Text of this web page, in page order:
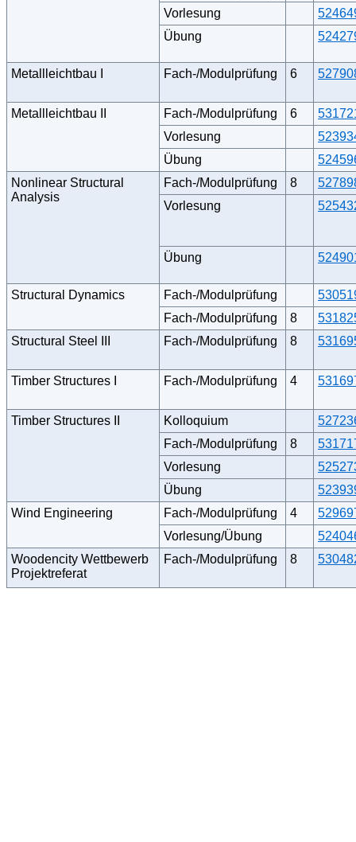
Vorlesung
Übung
Metallleichtbau I Fach-/Modulprüfung 6
Metallleichtbau II Fach-/Modulprüfung 6
Vorlesung
Übung
Nonlinear Structural
Analysis
Fach-/Modulprüfung 8
Vorlesung
Übung
Structural Dynamics Fach-/Modulprüfung
Fach-/Modulprüfung
8
Structural Steel III
Fach-/Modulprüfung 8
Timber Structures I Fach-/Modulprüfung 4
Timber Structures II Kolloquium
Fach-/Modulprüfung
8
Vorlesung
Übung
Wind Engineering
Fach-/Modulprüfung 4
Vorlesung/Übung
Woodencity Wettbewerb
Projektreferat
Fach-/Modulprüfung 8